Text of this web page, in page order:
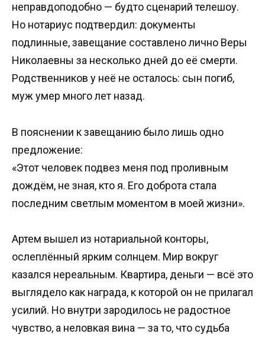
неправдоподобно — будто сценарий телешоу.
Но нотариус подтвердил: документы
подлинные, завещание составлено лично Веры
Николаевны за несколько дней до её смерти.
Родственников у неё не осталось: сын погиб,
муж умер много лет назад.
В пояснении к завещанию было лишь одно
предложение:
«Этот человек подвез меня под проливным
дождём, не зная, кто я. Его доброта стала
последним светлым моментом в моей жизни».
Артем вышел из нотариальной конторы,
ослеплённый ярким солнцем. Мир вокруг
казался нереальным. Квартира, деньги — всё это
выглядело как награда, к которой он не прилагал
усилий. Но внутри зародилось не радостное
чувство, а неловкая вина — за то, что судьба